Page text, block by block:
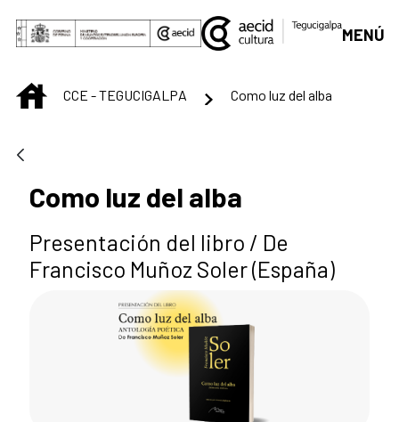
Saltar al contenido principal
MENÚ
INICIOCCE - TEGUCIGALPA Como luz del alba
Como luz del alba
Presentación del libro / De
Francisco Muñoz Soler (España)